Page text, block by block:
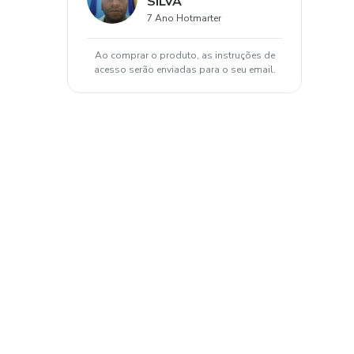
7 Ano Hotmarter
Ao comprar o produto, as instruções de
acesso serão enviadas para o seu email.